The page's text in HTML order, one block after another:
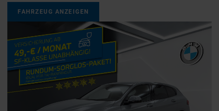
FAHRZEUG ANZEIGEN